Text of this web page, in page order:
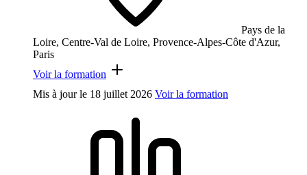
Pays de la
Loire, Centre-Val de Loire, Provence-Alpes-Côte d'Azur,
Paris
Voir la formation
Mis à jour le 18 juillet 2026 Voir la formation